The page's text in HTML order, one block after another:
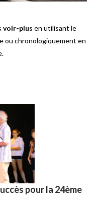
voir-plus en utilisant le
ou chronologiquement en
pour la 24ème